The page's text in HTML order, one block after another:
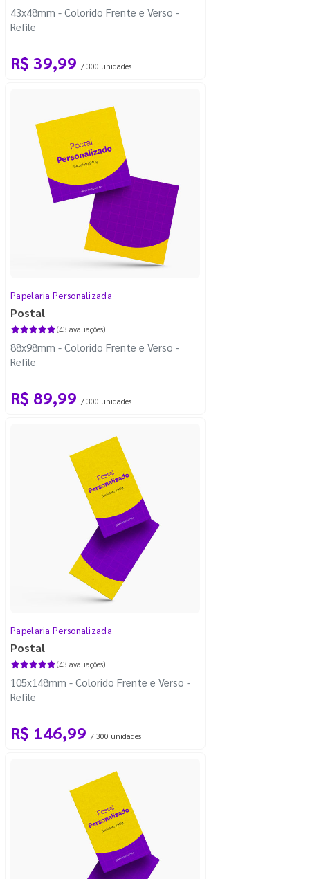
43x48mm - Colorido Frente e Verso -
Refile
R$ 39,99 / 300 unidades
Papelaria Personalizada
Postal
(43 avaliações)
88x98mm - Colorido Frente e Verso -
Refile
R$ 89,99 / 300 unidades
Papelaria Personalizada
Postal
(43 avaliações)
105x148mm - Colorido Frente e Verso -
Refile
R$ 146,99 / 300 unidades